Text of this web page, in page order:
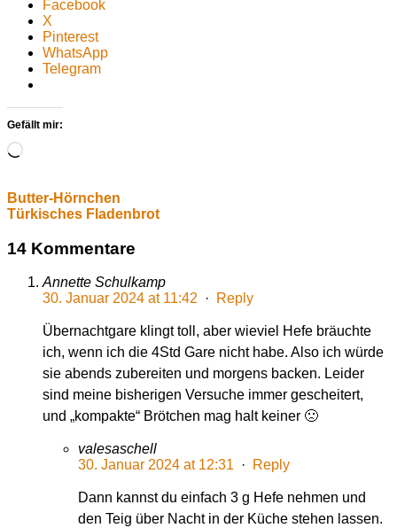
Facebook
X
Pinterest
WhatsApp
Telegram
Gefällt mir:
Wird
Butter-Hörnchen
Türkisches Fladenbrot
14 Kommentare
Annette Schulkamp
30. Januar 2024 at 11:42 · Reply
Übernachtgare klingt toll, aber wieviel Hefe bräuchte
ich, wenn ich die 4Std Gare nicht habe. Also ich würde
sie abends zubereiten und morgens backen. Leider
sind meine bisherigen Versuche immer gescheitert,
und „kompakte“ Brötchen mag halt keiner 🙁
valesaschell
30. Januar 2024 at 12:31 · Reply
Dann kannst du einfach 3 g Hefe nehmen und
den Teig über Nacht in der Küche stehen lassen.